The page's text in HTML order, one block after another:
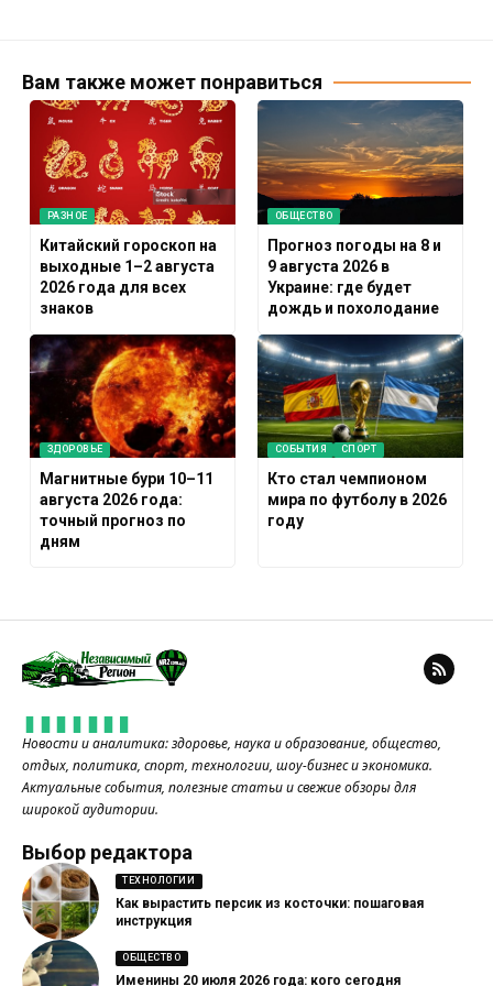
Вам также может понравиться
РАЗНОЕ
Китайский гороскоп на
выходные 1–2 августа
2026 года для всех
знаков
ОБЩЕСТВО
Прогноз погоды на 8 и
9 августа 2026 в
Украине: где будет
дождь и похолодание
ЗДОРОВЬЕ
Магнитные бури 10–11
августа 2026 года:
точный прогноз по
дням
СОБЫТИЯ СПОРТ
Кто стал чемпионом
мира по футболу в 2026
году
Новости и аналитика: здоровье, наука и образование, общество,
отдых, политика, спорт, технологии, шоу-бизнес и экономика.
Актуальные события, полезные статьи и свежие обзоры для
широкой аудитории.
Выбор редактора
ТЕХНОЛОГИИ
Как вырастить персик из косточки: пошаговая
инструкция
ОБЩЕСТВО
Именины 20 июля 2026 года: кого сегодня